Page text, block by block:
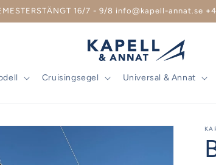
16/7 - 9/8 info@kapell-annat.se
Cruisingsegel Universal & Annat